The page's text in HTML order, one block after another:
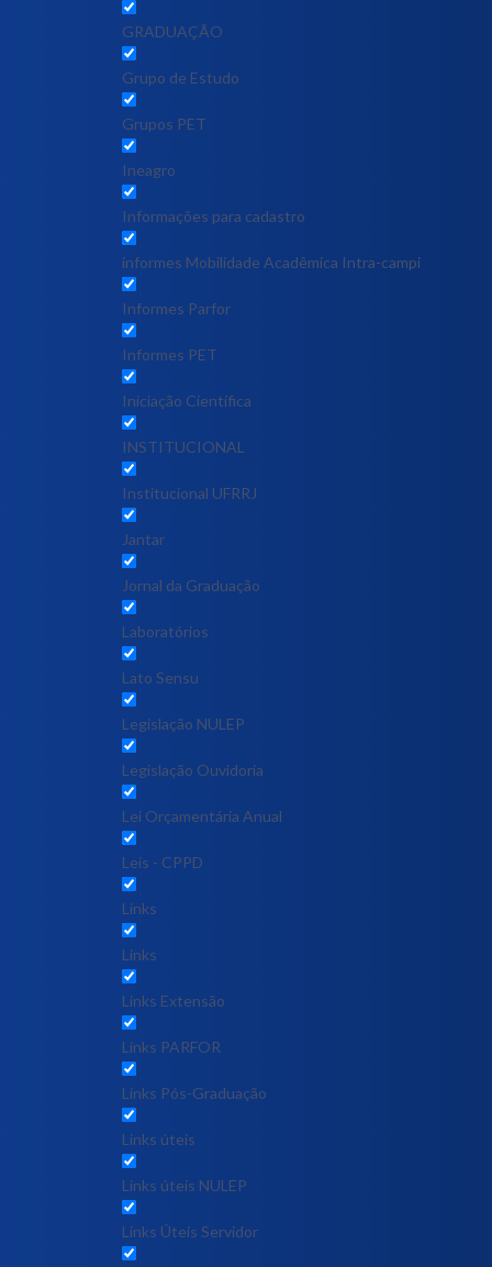
GRADUAÇÃO
Grupo de Estudo
Grupos PET
Ineagro
Informações para cadastro
informes Mobilidade Acadêmica Intra-campi
Informes Parfor
Informes PET
Iniciação Científica
INSTITUCIONAL
Institucional UFRRJ
Jantar
Jornal da Graduação
Laboratórios
Lato Sensu
Legislação NULEP
Legislação Ouvidoria
Lei Orçamentária Anual
Leis - CPPD
Links
Links
Links Extensão
Links PARFOR
Links Pós-Graduação
Links úteis
Links úteis NULEP
Links Úteis Servidor